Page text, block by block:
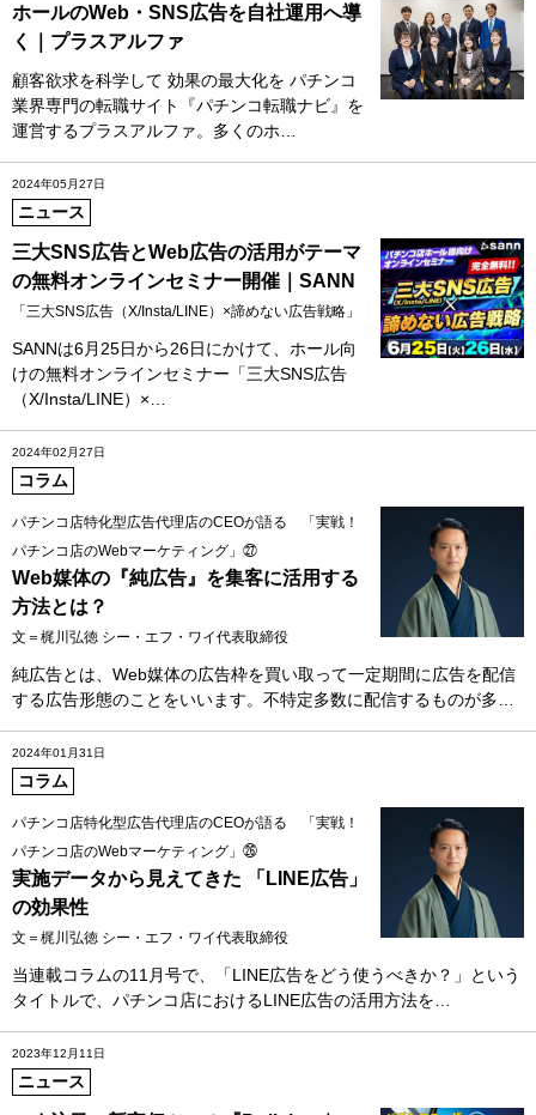
ホールのWeb・SNS広告を自社運用へ導
く｜プラスアルファ
顧客欲求を科学して 効果の最大化を パチンコ
業界専門の転職サイト『パチンコ転職ナビ』を
運営するプラスアルファ。多くのホ…
2024年05月27日
ニュース
三大SNS広告とWeb広告の活用がテーマ
の無料オンラインセミナー開催｜SANN
「三大SNS広告（X/Insta/LINE）×諦めない広告戦略」
SANNは6月25日から26日にかけて、ホール向
けの無料オンラインセミナー「三大SNS広告
（X/Insta/LINE）×…
2024年02月27日
コラム
パチンコ店特化型広告代理店のCEOが語る 「実戦！
パチンコ店のWebマーケティング」㉗
Web媒体の『純広告』を集客に活用する
方法とは？
文＝梶川弘徳 シー・エフ・ワイ代表取締役
純広告とは、Web媒体の広告枠を買い取って一定期間に広告を配信
する広告形態のことをいいます。不特定多数に配信するものが多…
2024年01月31日
コラム
パチンコ店特化型広告代理店のCEOが語る 「実戦！
パチンコ店のWebマーケティング」㉖
実施データから見えてきた 「LINE広告」
の効果性
文＝梶川弘徳 シー・エフ・ワイ代表取締役
当連載コラムの11月号で、「LINE広告をどう使うべきか？」という
タイトルで、パチンコ店におけるLINE広告の活用方法を…
2023年12月11日
ニュース